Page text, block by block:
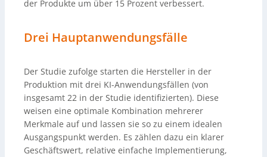
der Produkte um über 15 Prozent verbessert.
Drei Hauptanwendungsfälle
Der Studie zufolge starten die Hersteller in der
Produktion mit drei KI-Anwendungsfällen (von
insgesamt 22 in der Studie identifizierten). Diese
weisen eine optimale Kombination mehrerer
Merkmale auf und lassen sie so zu einem idealen
Ausgangspunkt werden. Es zählen dazu ein klarer
Geschäftswert, relative einfache Implementierung,